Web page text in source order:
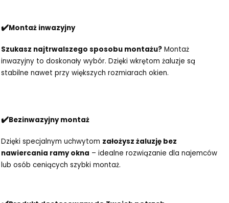
✔️Montaż inwazyjny
Szukasz najtrwalszego sposobu montażu? Montaż
inwazyjny to doskonały wybór. Dzięki wkrętom żaluzje są
stabilne nawet przy większych rozmiarach okien.
✔️Bezinwazyjny montaż
Dzięki specjalnym uchwytom założysz żaluzję bez
nawiercania ramy okna – idealne rozwiązanie dla najemców
lub osób ceniących szybki montaż.